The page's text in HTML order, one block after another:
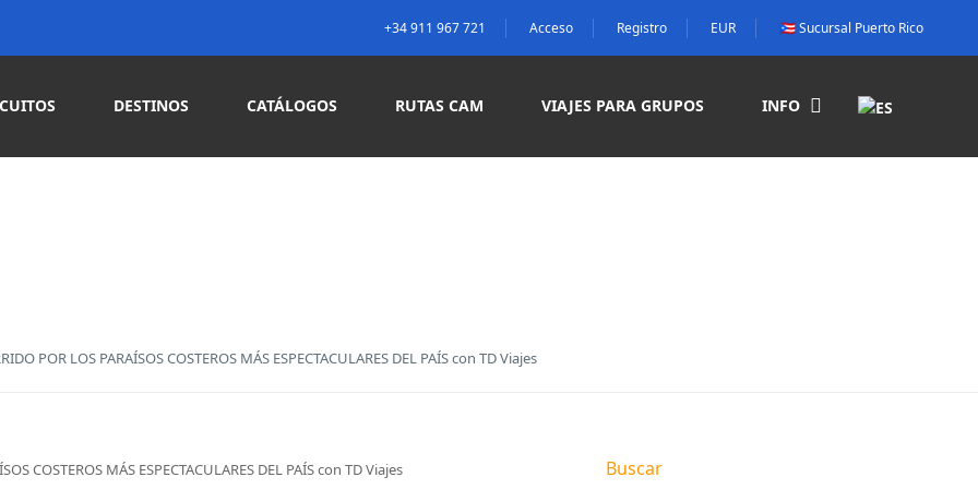
+34 911 967 721 Acceso Registro EUR 🇵🇷 Sucursal Puerto Rico
DESTINOS CATÁLOGOS RUTAS CAM VIAJES PARA GRUPOS INFO
POR LOS PARAÍSOS COSTEROS MÁS ESPECTACULARES DEL PAÍS con TD Viajes
Buscar